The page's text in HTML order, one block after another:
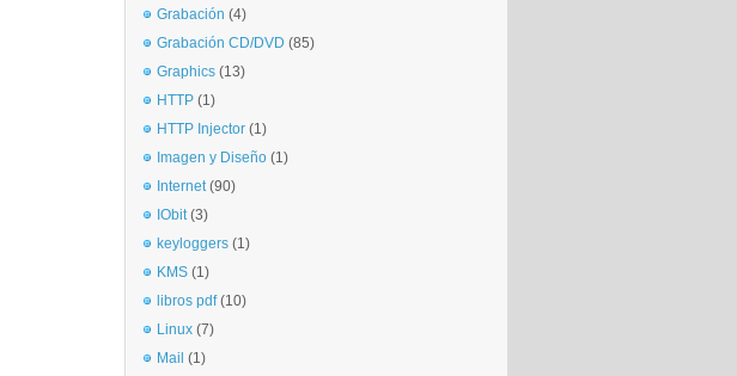
Grabación (4)
Grabación CD/DVD (85)
Graphics (13)
HTTP (1)
HTTP Injector (1)
Imagen y Diseño (1)
Internet (90)
IObit (3)
keyloggers (1)
KMS (1)
libros pdf (10)
Linux (7)
Mail (1)